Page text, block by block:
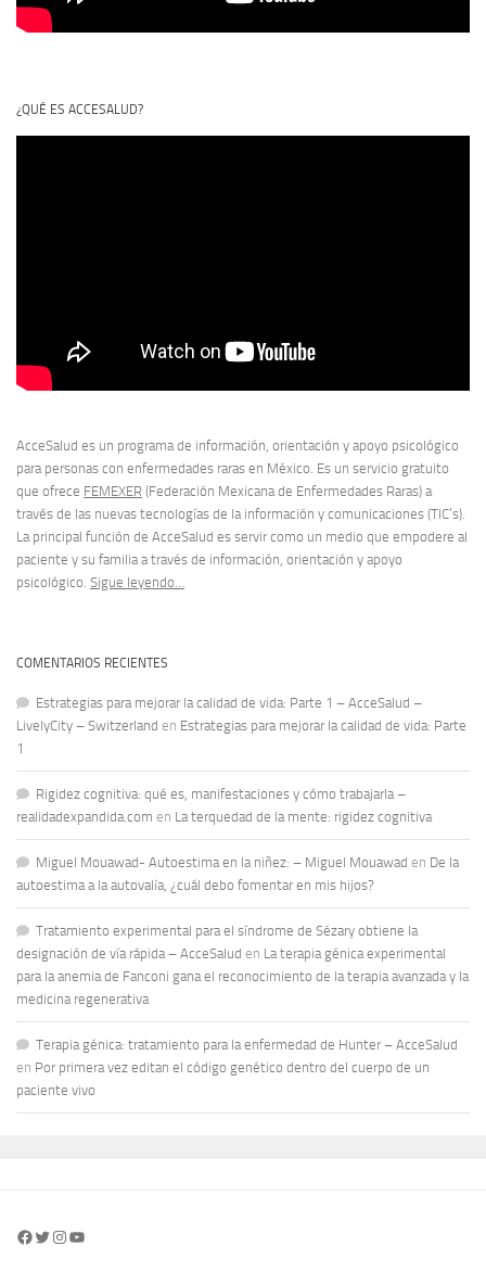
¿QUÉ ES ACCESALUD?
AcceSalud es un programa de información, orientación y apoyo psicológico
para personas con enfermedades raras en México. Es un servicio gratuito
que ofrece FEMEXER (Federación Mexicana de Enfermedades Raras) a
través de las nuevas tecnologías de la información y comunicaciones (TIC’s).
La principal función de AcceSalud es servir como un medio que empodere al
paciente y su familia a través de información, orientación y apoyo
psicológico. Sigue leyendo…
COMENTARIOS RECIENTES
Estrategias para mejorar la calidad de vida: Parte 1 – AcceSalud –
LivelyCity – Switzerland en Estrategias para mejorar la calidad de vida: Parte
1
Rigidez cognitiva: qué es, manifestaciones y cómo trabajarla –
realidadexpandida.com en La terquedad de la mente: rigidez cognitiva
Miguel Mouawad- Autoestima en la niñez: – Miguel Mouawad en De la
autoestima a la autovalía, ¿cuál debo fomentar en mis hijos?
Tratamiento experimental para el síndrome de Sézary obtiene la
designación de vía rápida – AcceSalud en La terapia génica experimental
para la anemia de Fanconi gana el reconocimiento de la terapia avanzada y la
medicina regenerativa
Terapia génica: tratamiento para la enfermedad de Hunter – AcceSalud
en Por primera vez editan el código genético dentro del cuerpo de un
paciente vivo
Facebook
Twitter
Instagram
YouTube